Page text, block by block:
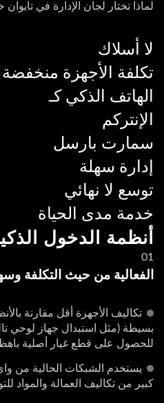
لماذا تختار لجان الإدارة في تايوان
لا أسلاك
تكلفة الأجهزة منخفضة
الهاتف الذكي كـ
الإنتركم
سمارت بارسل
إدارة سهلة
توسع لا نهائي
خدمة مدى الحياة
أنظمة الدخول
01
الفعالية من حيث التكلفة
تكاليف الأجهزة أقل مقارنة
بسيطة (مثل استبدال جهاز لوحي
للحصول على قطع غيار أصلية
كبير من تكاليف العمالة والمواد